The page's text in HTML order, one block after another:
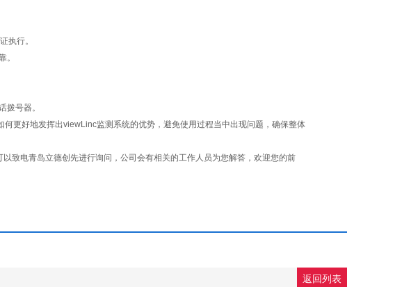
执行。
。
号器。
何更好地发挥出viewLinc监测系统的优势，避免使用过程当中出现问题，确保整体
电青岛立德创先进行询问，公司会有相关的工作人员为您解答，欢迎您的前
返回列表